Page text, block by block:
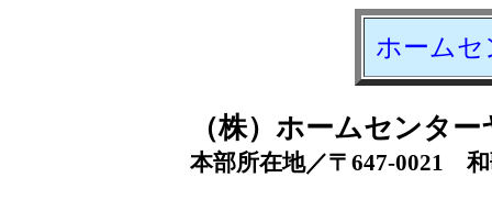
ホーム
（株）ホームセンタ
本部所在地／〒647-0021